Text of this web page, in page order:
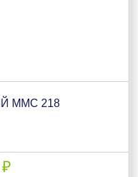
ММС 218